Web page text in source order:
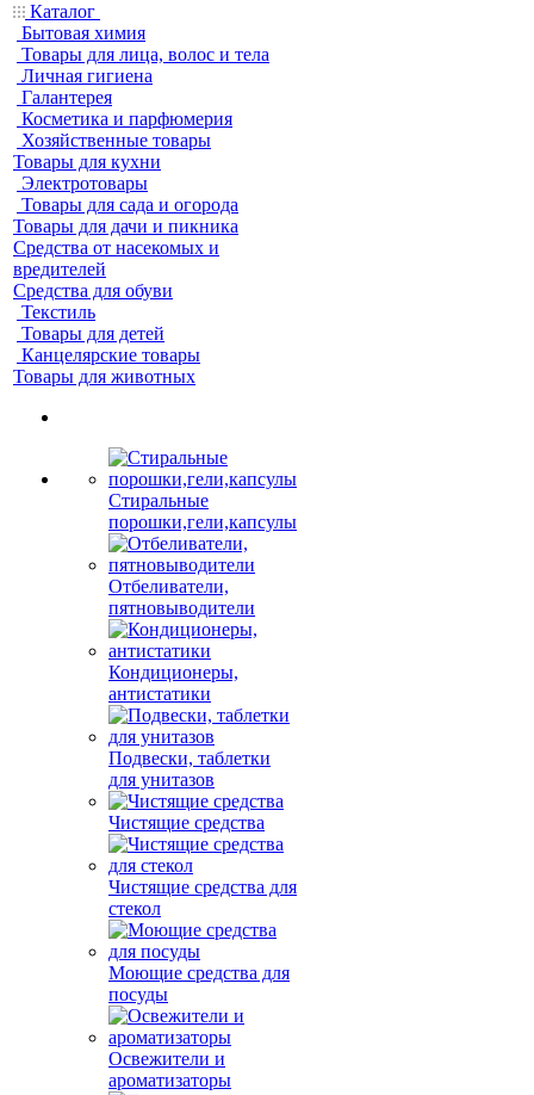
Каталог
Бытовая химия
Товары для лица, волос и тела
Личная гигиена
Галантерея
Косметика и парфюмерия
Хозяйственные товары
Товары для кухни
Электротовары
Товары для сада и огорода
Товары для дачи и пикника
Средства от насекомых и
вредителей
Средства для обуви
Текстиль
Товары для детей
Канцелярские товары
Товары для животных
Стиральные
порошки,гели,капсулы
Отбеливатели,
пятновыводители
Кондиционеры,
антистатики
Подвески, таблетки
для унитазов
Чистящие средства
Чистящие средства для
стекол
Моющие средства для
посуды
Освежители и
ароматизаторы